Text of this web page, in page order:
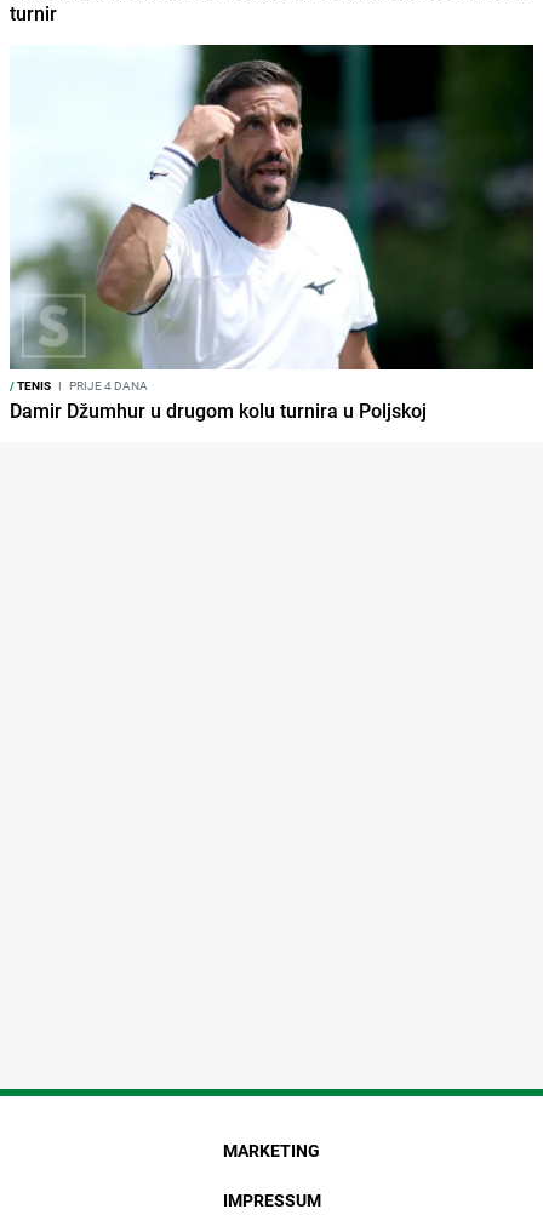
turnir
/TENIS I PRIJE 4 DANA
Damir Džumhur u drugom kolu turnira u Poljskoj
MARKETING
IMPRESSUM